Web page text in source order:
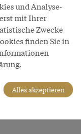
um
und Analyse-
mit Ihrer
Zwecke
finden Sie in
Alles akzeptieren